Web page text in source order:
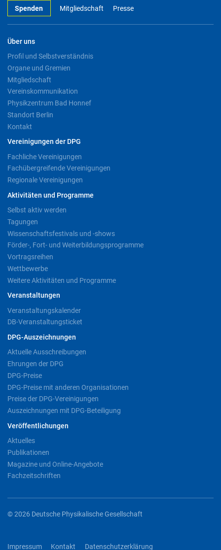
Spenden Mitgliedschaft Presse
Über uns
Profil und Selbstverständnis
Organe und Gremien
Mitgliedschaft
Vereinskommunikation
Physikzentrum Bad Honnef
Standort Berlin
Kontakt
Vereinigungen der DPG
Fachliche Vereinigungen
Fachübergreifende Vereinigungen
Regionale Vereinigungen
Aktivitäten und Programme
Selbst aktiv werden
Tagungen
Wissenschaftsfestivals und -shows
Förder-, Fort- und Weiterbildungsprogramme
Vortragsreihen
Wettbewerbe
Weitere Aktivitäten und Programme
Veranstaltungen
Veranstaltungskalender
DB-Veranstaltungsticket
DPG-Auszeichnungen
Aktuelle Ausschreibungen
Ehrungen der DPG
DPG-Preise
DPG-Preise mit anderen Organisationen
Preise der DPG-Vereinigungen
Auszeichnungen mit DPG-Beteiligung
Veröffentlichungen
Aktuelles
Publikationen
Magazine und Online-Angebote
Fachzeitschriften
© 2026 Deutsche Physikalische Gesellschaft
Impressum Kontakt Datenschutzerklärung